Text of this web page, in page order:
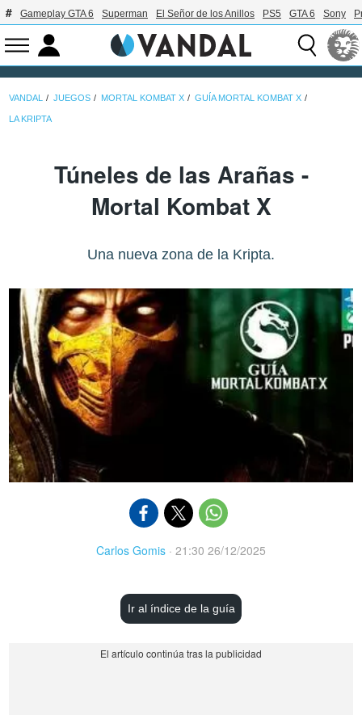
Gameplay GTA 6 Superman El Señor de los Anillos PS5 GTA 6 Sony
VANDAL JUEGOS MORTAL KOMBAT X GUÍA MORTAL KOMBAT X
LA KRIPTA
Túneles de las Arañas -
Mortal Kombat X
Una nueva zona de la Kripta.
Carlos Gomis · 21:30 26/12/2025
Ir al índice de la guía